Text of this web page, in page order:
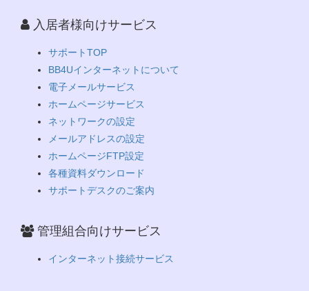
入居者様向けサービス
サポートTOP
BB4Uインターネットについて
電子メールサービス
ホームページサービス
ネットワークの設定
メールアドレスの設定
ホームページFTP設定
各種資料ダウンロード
サポートデスクのご案内
管理組合向けサービス
インターネット接続サービス